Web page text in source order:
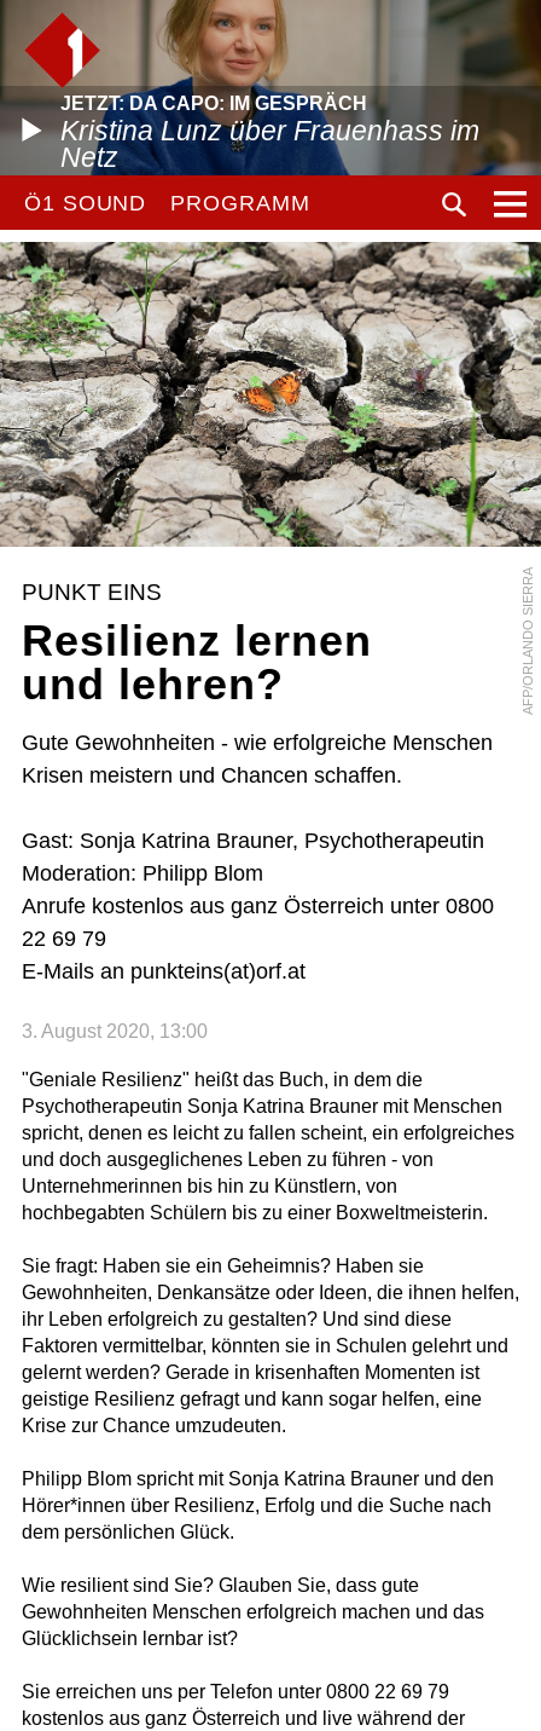
JETZT: DA CAPO: IM GESPRÄCH
Kristina Lunz über Frauenhass im
Netz
Ö1 SOUND PROGRAMM
AFP/ORLANDO SIERRA
PUNKT EINS
Resilienz lernen
und lehren?
Gute Gewohnheiten - wie erfolgreiche Menschen
Krisen meistern und Chancen schaffen.
Gast: Sonja Katrina Brauner, Psychotherapeutin
Moderation: Philipp Blom
Anrufe kostenlos aus ganz Österreich unter 0800
22 69 79
E-Mails an punkteins(at)orf.at
3. August 2020, 13:00
"Geniale Resilienz" heißt das Buch, in dem die
Psychotherapeutin Sonja Katrina Brauner mit Menschen
spricht, denen es leicht zu fallen scheint, ein erfolgreiches
und doch ausgeglichenes Leben zu führen - von
Unternehmerinnen bis hin zu Künstlern, von
hochbegabten Schülern bis zu einer Boxweltmeisterin.
Sie fragt: Haben sie ein Geheimnis? Haben sie
Gewohnheiten, Denkansätze oder Ideen, die ihnen helfen,
ihr Leben erfolgreich zu gestalten? Und sind diese
Faktoren vermittelbar, könnten sie in Schulen gelehrt und
gelernt werden? Gerade in krisenhaften Momenten ist
geistige Resilienz gefragt und kann sogar helfen, eine
Krise zur Chance umzudeuten.
Philipp Blom spricht mit Sonja Katrina Brauner und den
Hörer*innen über Resilienz, Erfolg und die Suche nach
dem persönlichen Glück.
Wie resilient sind Sie? Glauben Sie, dass gute
Gewohnheiten Menschen erfolgreich machen und das
Glücklichsein lernbar ist?
Sie erreichen uns per Telefon unter 0800 22 69 79
kostenlos aus ganz Österreich und live während der